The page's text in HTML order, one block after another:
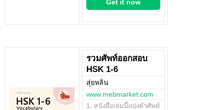
Get it now
รวมศัพท์ออกสอบ
HSK 1-6
สุ่ยหลิน
www.mebmarket.com
1. หนังสือเล่มนี้แบ่งคำศัพท์